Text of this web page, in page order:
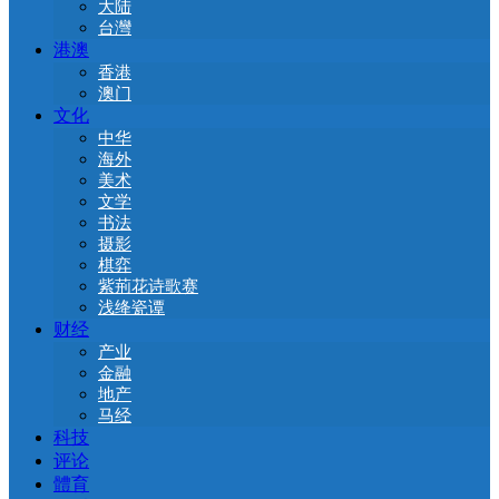
大陆
台灣
港澳
香港
澳门
文化
中华
海外
美术
文学
书法
摄影
棋弈
紫荊花诗歌赛
浅绛瓷谭
财经
产业
金融
地产
马经
科技
评论
體育